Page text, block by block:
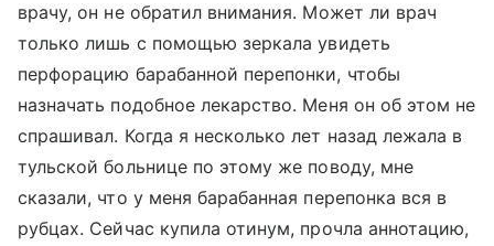
врачу, он не обратил внимания. Может ли врач
только лишь с помощью зеркала увидеть
перфорацию барабанной перепонки, чтобы
назначать подобное лекарство. Меня он об этом не
спрашивал. Когда я несколько лет назад лежала в
тульской больнице по этому же поводу, мне
сказали, что у меня барабанная перепонка вся в
рубцах. Сейчас купила отинум, прочла аннотацию,